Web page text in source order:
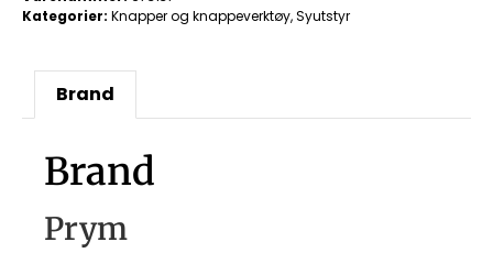
Kategorier: Knapper og knappeverktøy,Syutstyr
Brand
Brand
Prym